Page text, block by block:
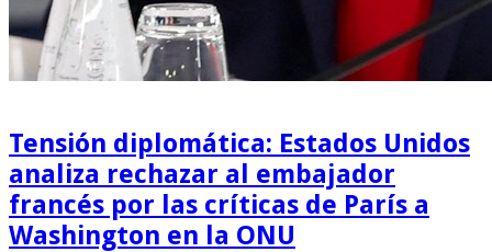
Tensión diplomática: Estados Unidos
analiza rechazar al embajador
francés por las críticas de París a
Washington en la ONU